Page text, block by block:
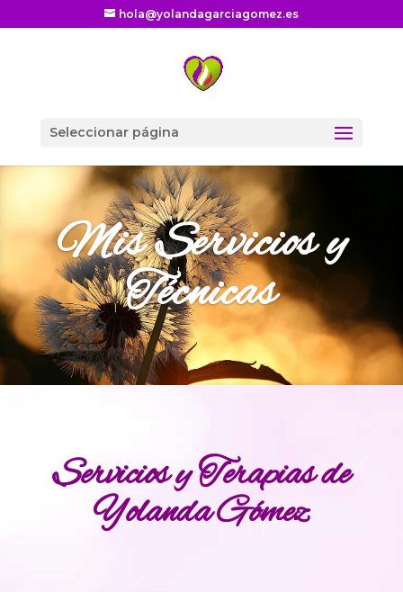
hola@yolandagarciagomez.es
Seleccionar página
Mis Servicios y
Técnicas
Servicios y Terapias de
Yolanda Gómez